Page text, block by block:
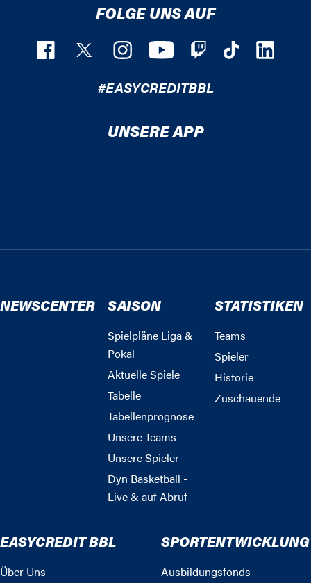
FOLGE UNS AUF
#EASYCREDITBBL
UNSERE APP
NEWSCENTER SAISON
Spielpläne Liga &
Pokal
Aktuelle Spiele
Tabelle
Tabellenprognose
Unsere Teams
Unsere Spieler
Dyn Basketball -
Live & auf Abruf
STATISTIKEN
Teams
Spieler
Historie
Zuschauende
EASYCREDIT BBL
Über Uns
SPORTENTWICKLUNG
Ausbildungsfonds